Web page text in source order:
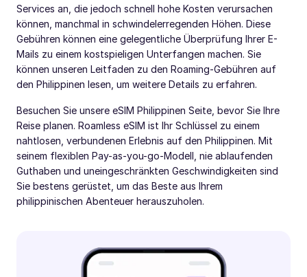
Services an, die jedoch schnell hohe Kosten verursachen
können, manchmal in schwindelerregenden Höhen. Diese
Gebühren können eine gelegentliche Überprüfung Ihrer E-
Mails zu einem kostspieligen Unterfangen machen. Sie
können unseren Leitfaden zu den Roaming-Gebühren auf
den Philippinen lesen, um weitere Details zu erfahren.
Besuchen Sie unsere eSIM Philippinen Seite, bevor Sie Ihre
Reise planen. Roamless eSIM ist Ihr Schlüssel zu einem
nahtlosen, verbundenen Erlebnis auf den Philippinen. Mit
seinem flexiblen Pay-as-you-go-Modell, nie ablaufenden
Guthaben und uneingeschränkten Geschwindigkeiten sind
Sie bestens gerüstet, um das Beste aus Ihrem
philippinischen Abenteuer herauszuholen.